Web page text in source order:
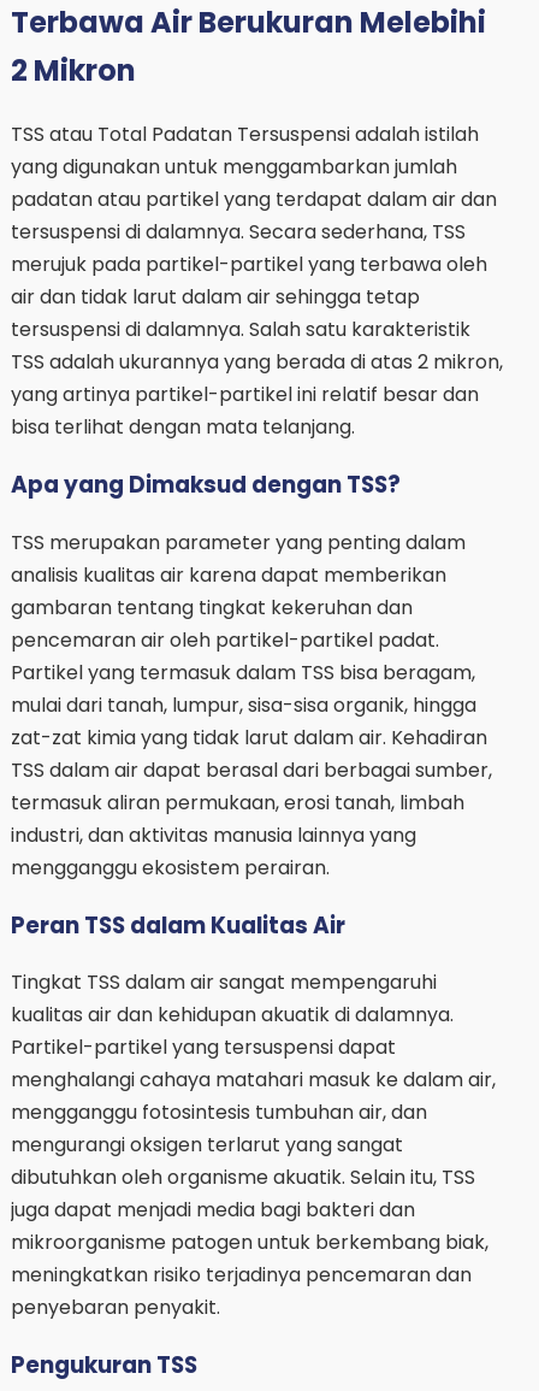
Terbawa Air Berukuran Melebihi
2 Mikron
TSS atau Total Padatan Tersuspensi adalah istilah
yang digunakan untuk menggambarkan jumlah
padatan atau partikel yang terdapat dalam air dan
tersuspensi di dalamnya. Secara sederhana, TSS
merujuk pada partikel-partikel yang terbawa oleh
air dan tidak larut dalam air sehingga tetap
tersuspensi di dalamnya. Salah satu karakteristik
TSS adalah ukurannya yang berada di atas 2 mikron,
yang artinya partikel-partikel ini relatif besar dan
bisa terlihat dengan mata telanjang.
Apa yang Dimaksud dengan TSS?
TSS merupakan parameter yang penting dalam
analisis kualitas air karena dapat memberikan
gambaran tentang tingkat kekeruhan dan
pencemaran air oleh partikel-partikel padat.
Partikel yang termasuk dalam TSS bisa beragam,
mulai dari tanah, lumpur, sisa-sisa organik, hingga
zat-zat kimia yang tidak larut dalam air. Kehadiran
TSS dalam air dapat berasal dari berbagai sumber,
termasuk aliran permukaan, erosi tanah, limbah
industri, dan aktivitas manusia lainnya yang
mengganggu ekosistem perairan.
Peran TSS dalam Kualitas Air
Tingkat TSS dalam air sangat mempengaruhi
kualitas air dan kehidupan akuatik di dalamnya.
Partikel-partikel yang tersuspensi dapat
menghalangi cahaya matahari masuk ke dalam air,
mengganggu fotosintesis tumbuhan air, dan
mengurangi oksigen terlarut yang sangat
dibutuhkan oleh organisme akuatik. Selain itu, TSS
juga dapat menjadi media bagi bakteri dan
mikroorganisme patogen untuk berkembang biak,
meningkatkan risiko terjadinya pencemaran dan
penyebaran penyakit.
Pengukuran TSS